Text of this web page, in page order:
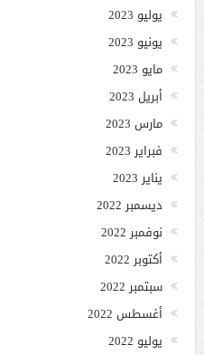
يوليو 2023
يونيو 2023
مايو 2023
أبريل 2023
مارس 2023
فبراير 2023
يناير 2023
ديسمبر 2022
نوفمبر 2022
أكتوبر 2022
سبتمبر 2022
أغسطس 2022
يوليو 2022